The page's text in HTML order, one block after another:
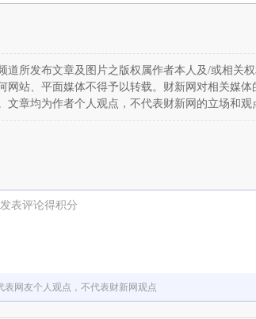
道所发布文章及图片之版权属作者本人及/或相关
网站、平面媒体不得予以转载。财新网对相关媒
文章均为作者个人观点，不代表财新网的立场和观
表评论得积分
表网友个人观点，不代表财新网观点